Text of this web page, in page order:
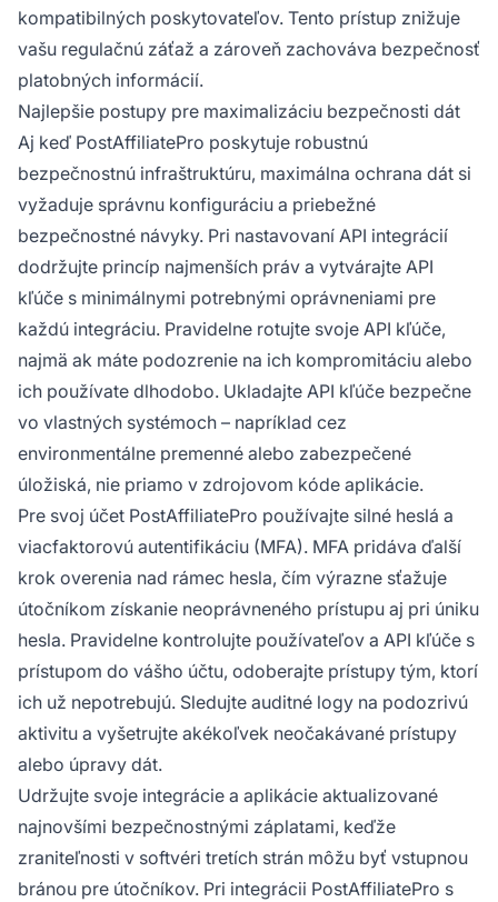
kompatibilných poskytovateľov. Tento prístup znižuje
vašu regulačnú záťaž a zároveň zachováva bezpečnosť
platobných informácií.
Najlepšie postupy pre maximalizáciu bezpečnosti dát
Aj keď PostAffiliatePro poskytuje robustnú
bezpečnostnú infraštruktúru, maximálna ochrana dát si
vyžaduje správnu konfiguráciu a priebežné
bezpečnostné návyky. Pri nastavovaní API integrácií
dodržujte princíp najmenších práv a vytvárajte API
kľúče s minimálnymi potrebnými oprávneniami pre
každú integráciu. Pravidelne rotujte svoje API kľúče,
najmä ak máte podozrenie na ich kompromitáciu alebo
ich používate dlhodobo. Ukladajte API kľúče bezpečne
vo vlastných systémoch – napríklad cez
environmentálne premenné alebo zabezpečené
úložiská, nie priamo v zdrojovom kóde aplikácie.
Pre svoj účet PostAffiliatePro používajte silné heslá a
viacfaktorovú autentifikáciu (MFA). MFA pridáva ďalší
krok overenia nad rámec hesla, čím výrazne sťažuje
útočníkom získanie neoprávneného prístupu aj pri úniku
hesla. Pravidelne kontrolujte používateľov a API kľúče s
prístupom do vášho účtu, odoberajte prístupy tým, ktorí
ich už nepotrebujú. Sledujte auditné logy na podozrivú
aktivitu a vyšetrujte akékoľvek neočakávané prístupy
alebo úpravy dát.
Udržujte svoje integrácie a aplikácie aktualizované
najnovšími bezpečnostnými záplatami, keďže
zraniteľnosti v softvéri tretích strán môžu byť vstupnou
bránou pre útočníkov. Pri integrácii PostAffiliatePro s